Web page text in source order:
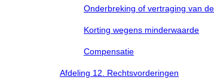
Onderbreking of vertraging van
Korting wegens minderwaarde
Compensatie
Afdeling 12. Rechtsvorderingen